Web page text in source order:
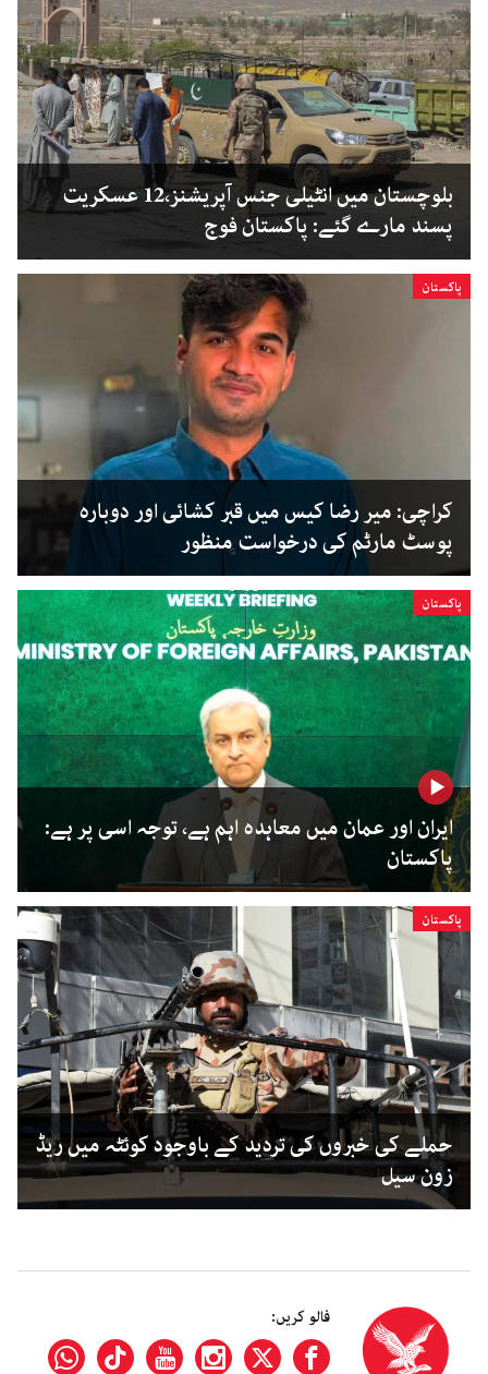
بلوچستان میں انٹیلی جنس آپریشنز،12 عسکریت
پسند مارے گئے: پاکستان فوج
پاکستان
کراچی: میر رضا کیس میں قبر کشائی اور دوبارہ
پوسٹ مارٹم کی درخواست منظور
پاکستان
ایران اور عمان میں معاہدہ اہم ہے، توجہ اسی پر ہے:
پاکستان
پاکستان
حملے کی خبروں کی تردید کے باوجود کوئٹہ میں ریڈ
زون سیل
فالو کریں: